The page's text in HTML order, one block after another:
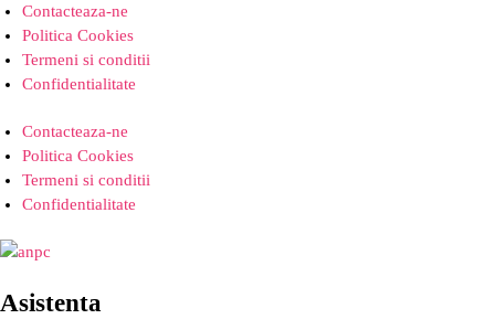
Contacteaza-ne
Politica Cookies
Termeni si conditii
Confidentialitate
Contacteaza-ne
Politica Cookies
Termeni si conditii
Confidentialitate
Asistenta